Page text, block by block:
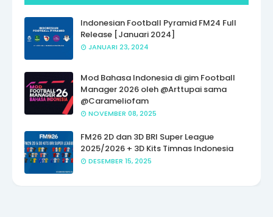
Indonesian Football Pyramid FM24 Full
Release [Januari 2024]
JANUARI 23, 2024
Mod Bahasa Indonesia di gim Football
Manager 2026 oleh @Arttupai sama
@Carameliofam
NOVEMBER 08, 2025
FM26 2D dan 3D BRI Super League
2025/2026 + 3D Kits Timnas Indonesia
DESEMBER 15, 2025